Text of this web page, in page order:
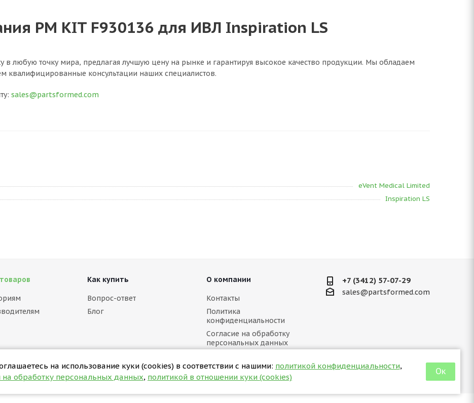
на использование куки (cookies) в соответствии с нашими: политикой конфиденциальности,
на обработку персональных данных, политикой в отношении куки (cookies)
Ок
PM KIT F930136 для ИВЛ Inspiration LS
в любую точку мира, предлагая лучшую цену на рынке и гарантируя высокое качество продукции. Мы обладаем
квалифицированные консультации наших специалистов.
sales@partsformed.com
eVent Medical Limited
Inspiration LS
Как купить
Вопрос-ответ
Блог
О компании
Контакты
Политика
конфиденциальности
Согласие на обработку
персональных данных
(cookies)
+7 (3412) 57-07-29
sales@partsformed.com